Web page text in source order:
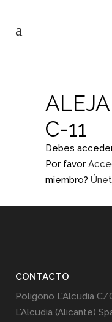
C-11
Debes
Por favor
miembro?
CONTACTO
Poligono L'Alcudia C/
L'Alcudia (Alicante)